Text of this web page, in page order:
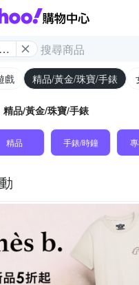
Yahoo購
/
戲 精品/黃金/珠寶/手錶
精品/黃金/珠寶/手錶
精品 手錶/時鐘